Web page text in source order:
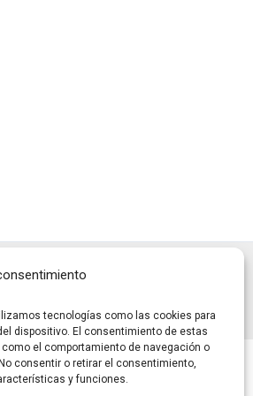
tecnologías como las cookies para
dispositivo. El consentimiento de estas
el comportamiento de navegación o
consentir o retirar el consentimiento,
y funciones.